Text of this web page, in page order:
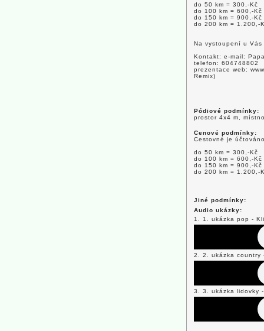
do 50 km = 300,-Kč
do 100 km = 600,-Kč
do 150 km = 900,-Kč
do 200 km = 1.200,-
Na vystoupení u
Kontakt: e-mail:
telefon: 604748802
prezentace web:
Remix)
Pódiové podmínky:
prostor 4x4 m,
Cenové podmínky:
Cestovné je
do 50 km = 300,-Kč
do 100 km = 600,-Kč
do 150 km = 900,-Kč
do 200 km = 1.200,-
Jiné podmínky:
Audio ukázky:
1. 1. ukázka pop -
2. 2. ukázka country
3. 3. ukázka lidovky